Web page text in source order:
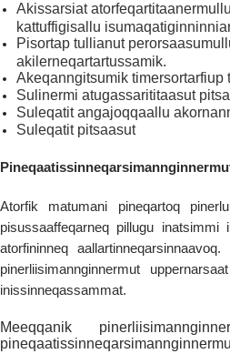
Akissarsiat
kattuffigisallu
Pisortap tullianut
akilerneqartartussamik.
Akeqanngitsumik
Sulinermi atugassarititaasut
Suleqatit angajoqqaallu
Suleqatit pitsaasut
Atorfik matumani pineqartoq
pisussaaffeqarneq pillugu inatsimmi
atorfininneq
pinerliisimannginnermut
inissinneqassammat.
Meeqqanik